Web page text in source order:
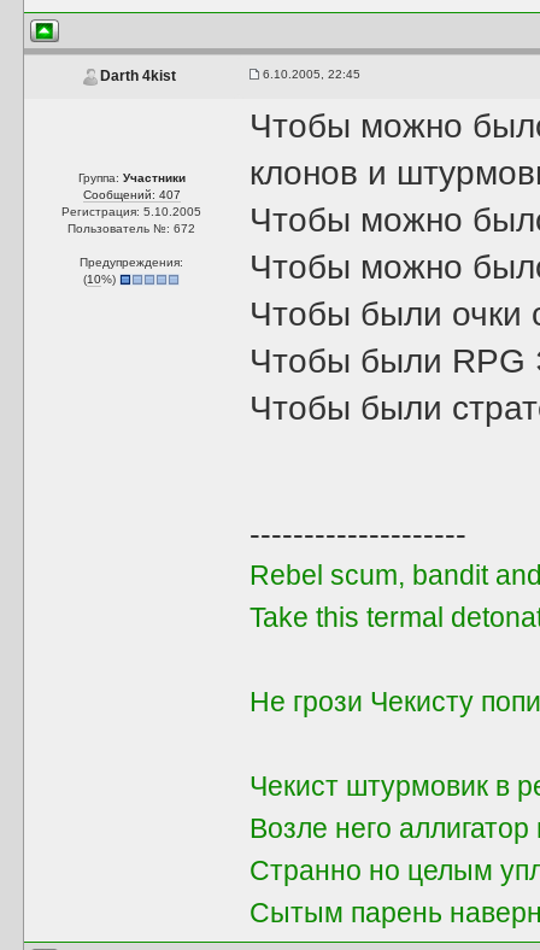
Darth 4kist 6.10.2005, 22:45
Группа: Участники
Сообщений: 407
Регистрация: 5.10.2005
Пользователь №: 672
Предупреждения:
(10%)
Чтобы можно
клонов и
Чтобы можно
Чтобы можно
Чтобы были очки
Чтобы были RPG
Чтобы были
--------------------
Rebel scum, bandit
Take this termal
Не грози Чекисту
Чекист штурмовик в
Вoзле негo аллигатop
Стpаннo нo целым
Сытым парень